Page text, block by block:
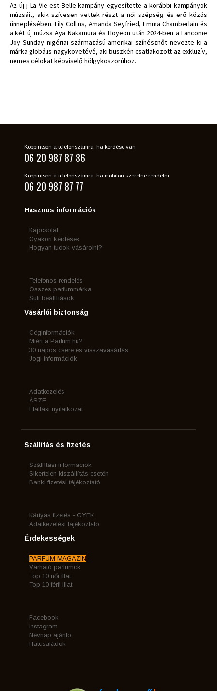
Az új j La Vie est Belle kampány egyesítette a korábbi kampányok
múzsáit, akik szívesen vettek részt a női szépség és erő közös
ünneplésében. Lily Collins, Amanda Seyfried, Emma Chamberlain és
a két új múzsa Aya Nakamura és Hoyeon után 2024-ben a Lancome
Joy Sunday nigériai származású amerikai színésznőt nevezte ki a
márka globális nagykövetévé, aki büszkén csatlakozott az exkluzív,
nemes célokat képviselő hölgykoszorúhoz.
Koppintson a telefonszámra, ha kérdése van
06 20 987 87 86
Koppintson a telefonszámra, ha mobilon szeretne rendelni
06 20 987 87 77
Hasznos információk
Kapcsolat
Gyakori kérdések
Hogyan tudok vásárolni?
Telefonos rendelés
Összes parfummárka
Süti beállítások
Vásárlói biztonság
Céginformációk
Miért a Parfum.hu?
30 napos csere és visszavásárlás
Jogi információk
Adatkezelés
ÁSZF
Elállási nyilatkozat
Szállítás és fizetés
Szállítási információk
Sikertelen kiszállítás esetén
Banki fizetési tájékoztató
Kártyás fizetés - GYFK
Adatkezelési tájékoztató
Érdekességek
PARFÜM MAGAZIN
Várható parfümök
Top 10 női illat
Top 10 férfi illat
Facebook
Instagram
Névnap ajánló
Illatcsaládok